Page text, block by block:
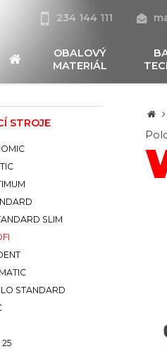
234 144 111
OBALOVÝ
MATERIÁL
STROJE
SLIM
STANDARD